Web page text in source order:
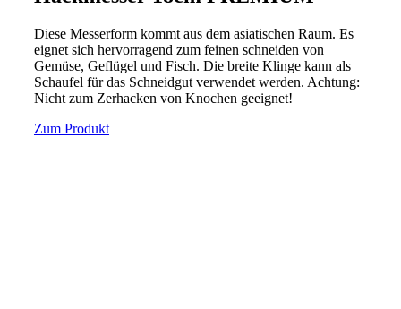
Diese Messerform kommt aus dem asiatischen Raum. Es
eignet sich hervorragend zum feinen schneiden von
Gemüse, Geflügel und Fisch. Die breite Klinge kann als
Schaufel für das Schneidgut verwendet werden. Achtung:
Nicht zum Zerhacken von Knochen geeignet!
Zum Produkt